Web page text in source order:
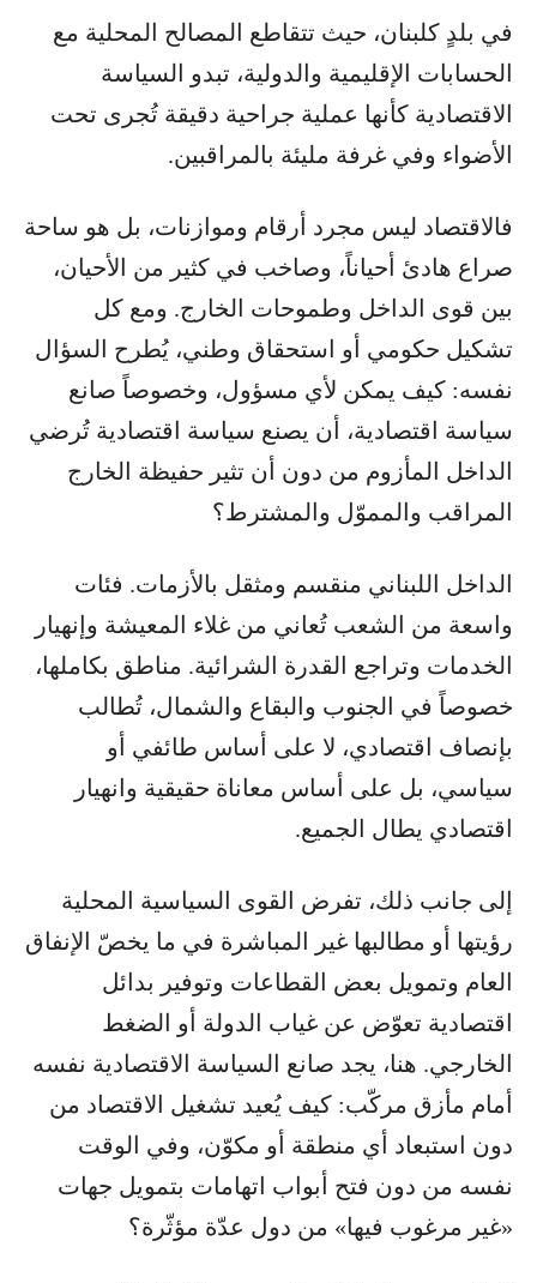
في بلدٍ كلبنان، حيث تتقاطع المصالح المحلية مع
الحسابات الإقليمية والدولية، تبدو السياسة
الاقتصادية كأنها عملية جراحية دقيقة تُجرى تحت
الأضواء وفي غرفة مليئة بالمراقبين.
فالاقتصاد ليس مجرد أرقام وموازنات، بل هو ساحة
صراع هادئ أحياناً، وصاخب في كثير من الأحيان،
بين قوى الداخل وطموحات الخارج. ومع كل
تشكيل حكومي أو استحقاق وطني، يُطرح السؤال
نفسه: كيف يمكن لأي مسؤول، وخصوصاً صانع
سياسة اقتصادية، أن يصنع سياسة اقتصادية تُرضي
الداخل المأزوم من دون أن تثير حفيظة الخارج
المراقب والمموّل والمشترط؟
الداخل اللبناني منقسم ومثقل بالأزمات. فئات
واسعة من الشعب تُعاني من غلاء المعيشة وإنهيار
الخدمات وتراجع القدرة الشرائية. مناطق بكاملها،
خصوصاً في الجنوب والبقاع والشمال، تُطالب
بإنصاف اقتصادي، لا على أساس طائفي أو
سياسي، بل على أساس معاناة حقيقية وانهيار
اقتصادي يطال الجميع.
إلى جانب ذلك، تفرض القوى السياسية المحلية
رؤيتها أو مطالبها غير المباشرة في ما يخصّ الإنفاق
العام وتمويل بعض القطاعات وتوفير بدائل
اقتصادية تعوّض عن غياب الدولة أو الضغط
الخارجي. هنا، يجد صانع السياسة الاقتصادية نفسه
أمام مأزق مركّب: كيف يُعيد تشغيل الاقتصاد من
دون استبعاد أي منطقة أو مكوّن، وفي الوقت
نفسه من دون فتح أبواب اتهامات بتمويل جهات
«غير مرغوب فيها» من دول عدّة مؤثّرة؟